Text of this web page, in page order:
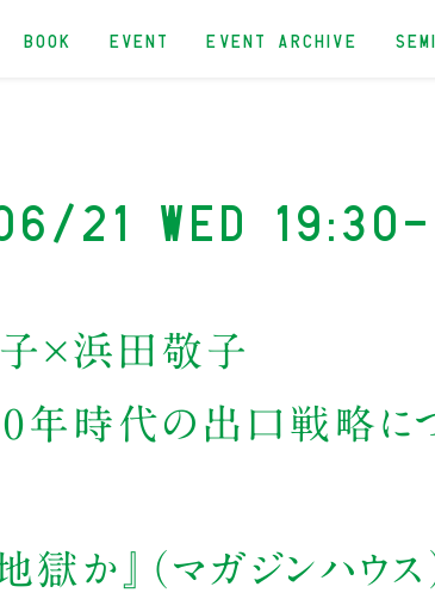
BOOK EVENT EVENT ARCHIVE
21 Wed 19:30-
×浜田敬子
年時代の出口戦略に
獄か』（マガジンハウ